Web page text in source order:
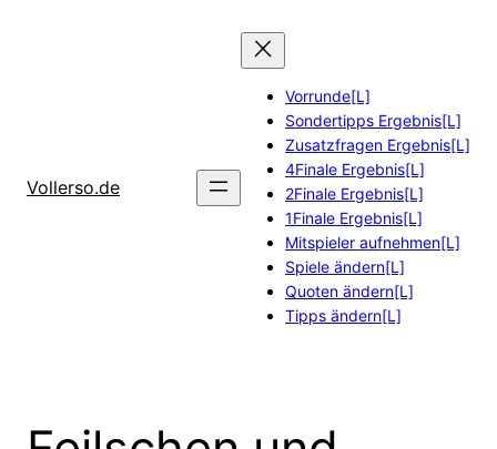
Vollerso.de
Vorrunde[L]
Sondertipps Ergebnis[L]
Zusatzfragen Ergebnis[L]
4Finale Ergebnis[L]
2Finale Ergebnis[L]
1Finale Ergebnis[L]
Mitspieler aufnehmen[L]
Spiele ändern[L]
Quoten ändern[L]
Tipps ändern[L]